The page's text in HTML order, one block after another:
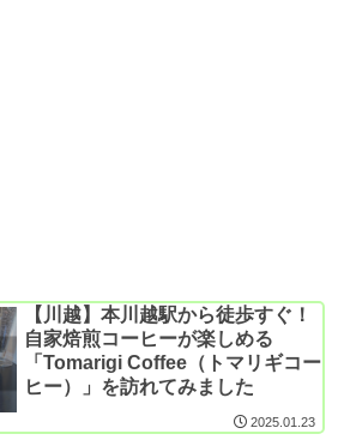
【川越】本川越駅から徒歩すぐ！
自家焙煎コーヒーが楽しめる
「Tomarigi Coffee（トマリギコー
ヒー）」を訪れてみました
2025.01.23